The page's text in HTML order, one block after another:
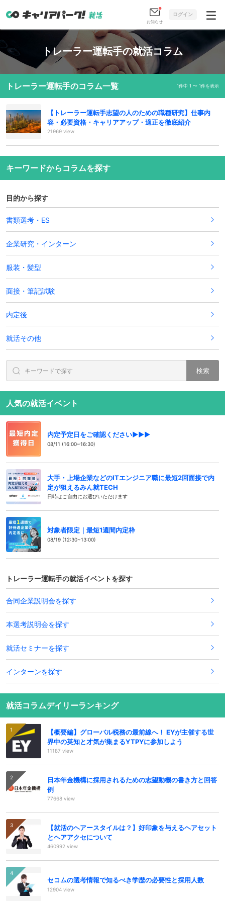
お知らせ
ログイン
トレーラー運転手の就活コラム
トレーラー運転手のコラム一覧 1件中 1 〜 1件を表示
【トレーラー運転手志望の人のための職種研究】仕事内
容・必要資格・キャリアアップ・適正を徹底紹介
21969 view
キーワードからコラムを探す
目的から探す
書類選考・ES
企業研究・インターン
服装・髪型
面接・筆記試験
内定後
就活その他
検索
人気の就活イベント
内定予定日をご確認ください▶▶▶
08/11 (16:00~16:30)
大手・上場企業などのITエンジニア職に最短2回面接で内
定が狙えるみん就TECH
日時はご自由にお選びいただけます
対象者限定｜最短1週間内定枠
08/19 (12:30~13:00)
トレーラー運転手の就活イベントを探す
合同企業説明会を探す
本選考説明会を探す
就活セミナーを探す
インターンを探す
就活コラムデイリーランキング
【概要編】グローバル税務の最前線へ！ EYが主催する世
界中の英知と才気が集まるYTPYに参加しよう
11187 view
日本年金機構に採用されるための志望動機の書き方と回答
例
77668 view
【就活のヘアースタイルは？】好印象を与えるヘアセット
とヘアアクセについて
460992 view
セコムの選考情報で知るべき学歴の必要性と採用人数
12904 view